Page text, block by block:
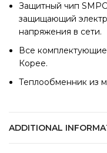
Защитный чип
защищающий
напряжения в сети.
Все
Корее.
Теплообменник из
ADDITIONAL